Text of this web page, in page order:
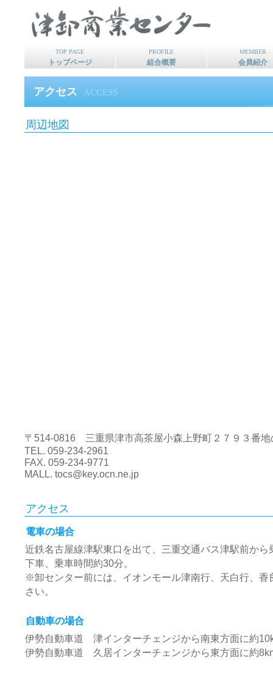
アクセス ACCESS
周辺地図
〒514-0816 三重県津市高茶屋小森上野町２７９３番地
TEL. 059-234-2961
FAX. 059-234-9771
MALL. tocs@key.ocn.ne.jp
アクセス
電車の場合
近鉄名古屋線津駅東口を出て、三重交通バス津駅前か
下車、乗車時間約30分。
※卸センター前には、イオンモール津南行、天白行、香
さい。
自動車の場合
伊勢自動車道 津インターチェンジから南東方面に約
伊勢自動車道 久居インターチェンジから東方面に約
TOP PAGE
トップページ
PROFILE
組合概要
MEMBER
会員紹介